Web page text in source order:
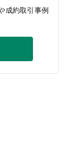
成約取引事例